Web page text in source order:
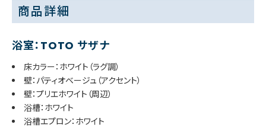
商品詳細
浴室：TOTO サザナ
床カラー：ホワイト（ラグ調）
壁：パティオベージュ（アクセント）
壁：プリエホワイト（周辺）
浴槽：ホワイト
浴槽エプロン：ホワイト